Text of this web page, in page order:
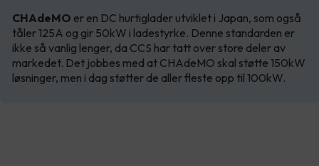
CHAdeMO er en DC hurtiglader utviklet i Japan, som også
tåler 125A og gir 50kW i ladestyrke. Denne standarden er
ikke så vanlig lenger, da CCS har tatt over store deler av
markedet. Det jobbes med at CHAdeMO skal støtte 150kW
løsninger, men i dag støtter de aller fleste opp til 100kW.